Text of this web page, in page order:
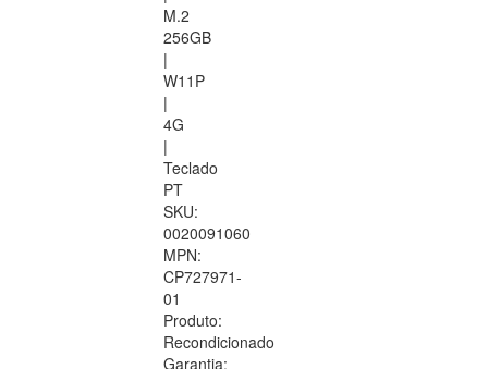
M.2
256GB
|
W11P
|
4G
|
Teclado
PT
SKU:
0020091060
MPN:
CP727971-
01
Produto:
Recondicionado
Garantia: